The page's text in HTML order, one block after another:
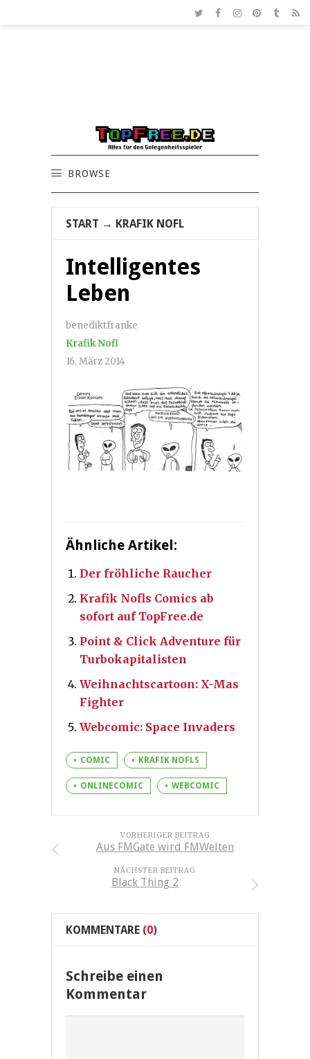
BROWSE
START → KRAFIK NOFL
Intelligentes
Leben
benediktfranke
Krafik Nofl
16. März 2014
Ähnliche Artikel:
Der fröhliche Raucher
Krafik Nofls Comics ab
sofort auf TopFree.de
Point & Click Adventure für
Turbokapitalisten
Weihnachtscartoon: X-Mas
Fighter
Webcomic: Space Invaders
COMIC KRAFIK NOFLS
ONLINECOMIC WEBCOMIC
VORHERIGER BEITRAG
Aus FMGate wird FMWelten
NÄCHSTER BEITRAG
Black Thing 2
KOMMENTARE (0)
Schreibe einen
Kommentar